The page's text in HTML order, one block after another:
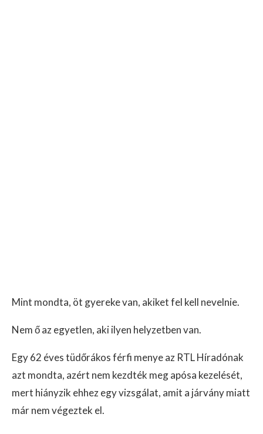
Mint mondta, öt gyereke van, akiket fel kell nevelnie.
Nem ő az egyetlen, aki ilyen helyzetben van.
Egy 62 éves tüdőrákos férfi menye az RTL Híradónak
azt mondta, azért nem kezdték meg apósa kezelését,
mert hiányzik ehhez egy vizsgálat, amit a járvány miatt
már nem végeztek el.